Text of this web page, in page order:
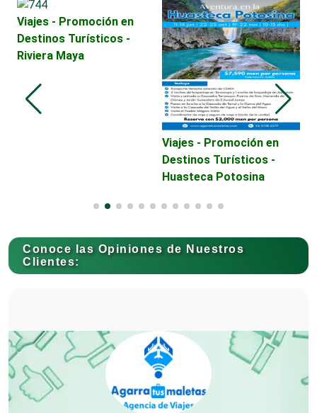
Cajas de Ahorro
Cámaras de Comercio
Camiones para Fletes
Cancelería de Aluminio
Carpinterías
Centros Comerciales
Viajes - Promoción en
Destinos Turísticos -
Riviera Maya
Viajes - Promoción en
Destinos Turísticos -
Huasteca Potosina
Conoce las Opiniones de Nuestros
Clientes: